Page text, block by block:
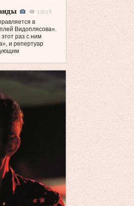
13015
в
Видоплясова».
раз с ним
и репертуар